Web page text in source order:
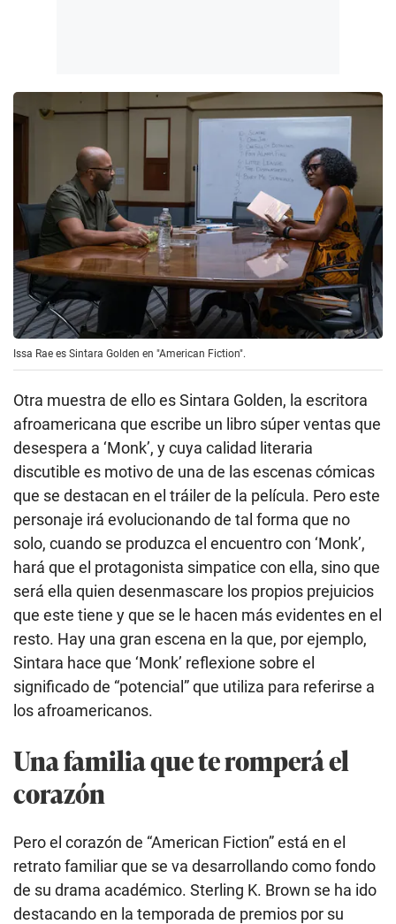
Issa Rae es Sintara Golden en "American Fiction".
Otra muestra de ello es Sintara Golden, la escritora
afroamericana que escribe un libro súper ventas que
desespera a ‘Monk’, y cuya calidad literaria
discutible es motivo de una de las escenas cómicas
que se destacan en el tráiler de la película. Pero este
personaje irá evolucionando de tal forma que no
solo, cuando se produzca el encuentro con ‘Monk’,
hará que el protagonista simpatice con ella, sino que
será ella quien desenmascare los propios prejuicios
que este tiene y que se le hacen más evidentes en el
resto. Hay una gran escena en la que, por ejemplo,
Sintara hace que ‘Monk’ reflexione sobre el
significado de “potencial” que utiliza para referirse a
los afroamericanos.
Una familia que te romperá el
corazón
Pero el corazón de “American Fiction” está en el
retrato familiar que se va desarrollando como fondo
de su drama académico. Sterling K. Brown se ha ido
destacando en la temporada de premios por su